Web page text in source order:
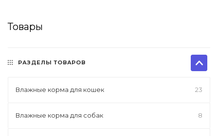
Товары
РАЗДЕЛЫ ТОВАРОВ
Влажные корма для кошек 23
Влажные корма для собак 8